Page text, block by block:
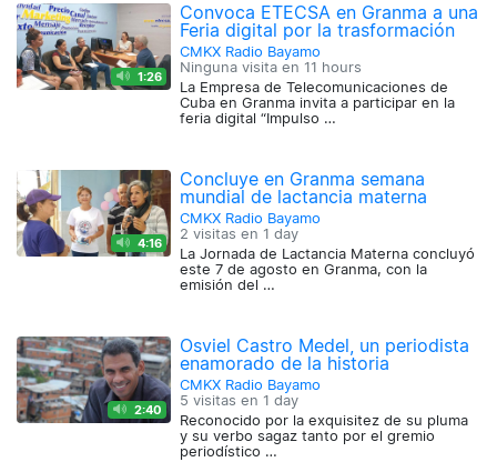
1:26
Convoca ETECSA en Granma a una
Feria digital por la trasformación
CMKX Radio Bayamo
Ninguna visita en 11 hours
La Empresa de Telecomunicaciones de
Cuba en Granma invita a participar en la
feria digital “Impulso …
4:16
Concluye en Granma semana
mundial de lactancia materna
CMKX Radio Bayamo
2 visitas en 1 day
La Jornada de Lactancia Materna concluyó
este 7 de agosto en Granma, con la
emisión del …
2:40
Osviel Castro Medel, un periodista
enamorado de la historia
CMKX Radio Bayamo
5 visitas en 1 day
Reconocido por la exquisitez de su pluma
y su verbo sagaz tanto por el gremio
periodístico …